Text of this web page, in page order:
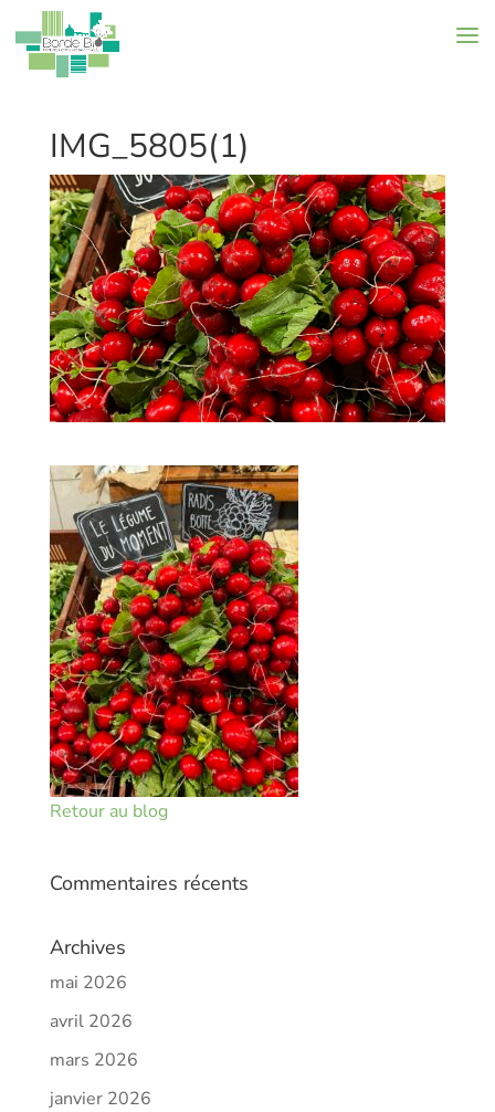
IMG_5805(1)
Retour au blog
Commentaires récents
Archives
mai 2026
avril 2026
mars 2026
janvier 2026